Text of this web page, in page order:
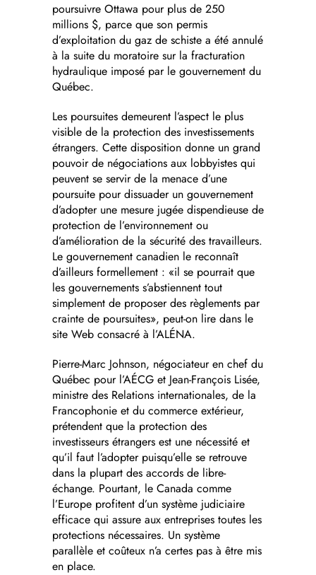
poursuivre Ottawa pour plus de 250
millions $, parce que son permis
d’exploitation du gaz de schiste a été annulé
à la suite du moratoire sur la fracturation
hydraulique imposé par le gouvernement du
Québec.
Les poursuites demeurent l’aspect le plus
visible de la protection des investissements
étrangers. Cette disposition donne un grand
pouvoir de négociations aux lobbyistes qui
peuvent se servir de la menace d’une
poursuite pour dissuader un gouvernement
d’adopter une mesure jugée dispendieuse de
protection de l’environnement ou
d’amélioration de la sécurité des travailleurs.
Le gouvernement canadien le reconnaît
d’ailleurs formellement : «il se pourrait que
les gouvernements s’abstiennent tout
simplement de proposer des règlements par
crainte de poursuites», peut-on lire dans le
site Web consacré à l’ALÉNA.
Pierre-Marc Johnson, négociateur en chef du
Québec pour l’AÉCG et Jean-François Lisée,
ministre des Relations internationales, de la
Francophonie et du commerce extérieur,
prétendent que la protection des
investisseurs étrangers est une nécessité et
qu’il faut l’adopter puisqu’elle se retrouve
dans la plupart des accords de libre-
échange. Pourtant, le Canada comme
l’Europe profitent d’un système judiciaire
efficace qui assure aux entreprises toutes les
protections nécessaires. Un système
parallèle et coûteux n’a certes pas à être mis
en place.